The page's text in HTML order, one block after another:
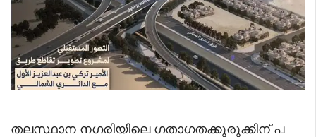
തലസ്ഥാന നഗരിയിലെ ഗതാഗതക്കുരുക്കിന് പ